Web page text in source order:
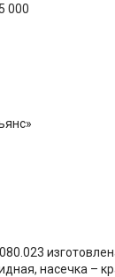
000
насечка –